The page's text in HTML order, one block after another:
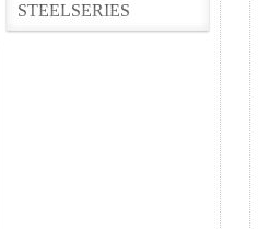
STEELSERIES